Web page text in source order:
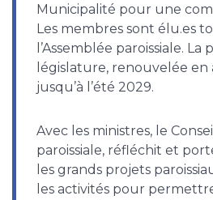
Municipalité pour une
Les membres sont élu.es
l’Assemblée paroissiale. La
législature, renouvelée en
jusqu’à l’été 2029.
Avec les ministres, le
paroissiale, réfléchit et
les grands projets
les activités pour